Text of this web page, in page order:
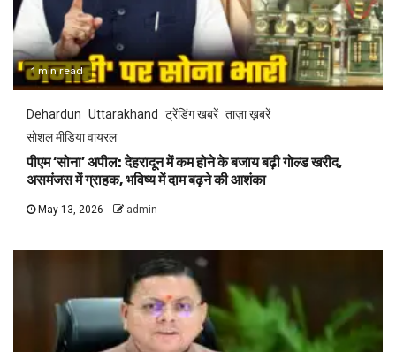
1 min read
Dehardun Uttarakhand ट्रेंडिंग खबरें ताज़ा ख़बरें
सोशल मीडिया वायरल
पीएम ‘सोना’ अपील: देहरादून में कम होने के बजाय बढ़ी गोल्ड खरीद,
असमंजस में ग्राहक, भविष्य में दाम बढ़ने की आशंका
May 13, 2026 admin